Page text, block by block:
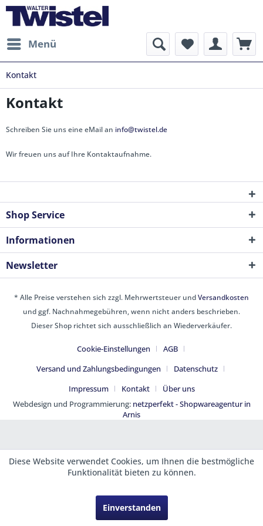
Menü
Kontakt
Kontakt
Schreiben Sie uns eine eMail an info@twistel.de
Wir freuen uns auf Ihre Kontaktaufnahme.
Shop Service
Informationen
Newsletter
* Alle Preise verstehen sich zzgl. Mehrwertsteuer undVersandkosten
und ggf. Nachnahmegebühren, wenn nicht anders beschrieben.
Dieser Shop richtet sich ausschließlich an Wiederverkäufer.
Cookie-Einstellungen
AGB
Versand und Zahlungsbedingungen
Datenschutz
Impressum
Kontakt
Über uns
Webdesign und Programmierung: netzperfekt - Shopwareagentur in
Arnis
Diese Website verwendet Cookies, um Ihnen die bestmögliche
Funktionalität bieten zu können.
Einverstanden